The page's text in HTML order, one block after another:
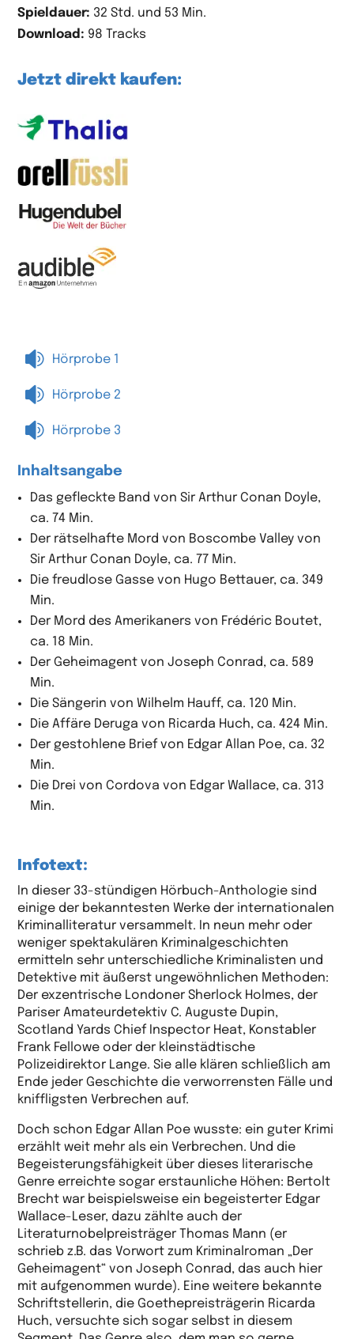
Spieldauer: 32 Std. und 53 Min.
Download: 98 Tracks
Jetzt direkt kaufen:
 Hörprobe 1
 Hörprobe 2
 Hörprobe 3
Inhaltsangabe
Das gefleckte Band von Sir Arthur Conan Doyle,
ca. 74 Min.
Der rätselhafte Mord von Boscombe Valley von
Sir Arthur Conan Doyle, ca. 77 Min.
Die freudlose Gasse von Hugo Bettauer, ca. 349
Min.
Der Mord des Amerikaners von Frédéric Boutet,
ca. 18 Min.
Der Geheimagent von Joseph Conrad, ca. 589
Min.
Die Sängerin von Wilhelm Hauff, ca. 120 Min.
Die Affäre Deruga von Ricarda Huch, ca. 424 Min.
Der gestohlene Brief von Edgar Allan Poe, ca. 32
Min.
Die Drei von Cordova von Edgar Wallace, ca. 313
Min.
Infotext:
In dieser 33-stündigen Hörbuch-Anthologie sind
einige der bekanntesten Werke der internationalen
Kriminalliteratur versammelt. In neun mehr oder
weniger spektakulären Kriminalgeschichten
ermitteln sehr unterschiedliche Kriminalisten und
Detektive mit äußerst ungewöhnlichen Methoden:
Der exzentrische Londoner Sherlock Holmes, der
Pariser Amateurdetektiv C. Auguste Dupin,
Scotland Yards Chief Inspector Heat, Konstabler
Frank Fellowe oder der kleinstädtische
Polizeidirektor Lange. Sie alle klären schließlich am
Ende jeder Geschichte die verworrensten Fälle und
kniffligsten Verbrechen auf.
Doch schon Edgar Allan Poe wusste: ein guter Krimi
erzählt weit mehr als ein Verbrechen. Und die
Begeisterungsfähigkeit über dieses literarische
Genre erreichte sogar erstaunliche Höhen: Bertolt
Brecht war beispielsweise ein begeisterter Edgar
Wallace-Leser, dazu zählte auch der
Literaturnobelpreisträger Thomas Mann (er
schrieb z.B. das Vorwort zum Kriminalroman „Der
Geheimagent“ von Joseph Conrad, das auch hier
mit aufgenommen wurde). Eine weitere bekannte
Schriftstellerin, die Goethepreisträgerin Ricarda
Huch, versuchte sich sogar selbst in diesem